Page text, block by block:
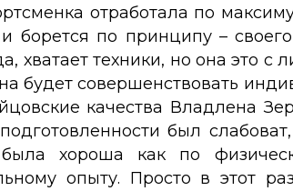
отработала по
и борется по принципу –
хватает техники, но она это
будет совершенствовать
качества Владлена
был
хороша как по
опыту. Просто в этот